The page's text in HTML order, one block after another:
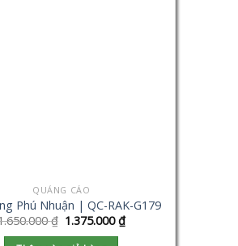
QUẢNG CÁO
Phú Nhuận | QC-RAK-G179
₫ 1.375.000₫